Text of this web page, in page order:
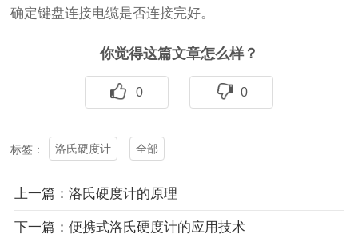
确定键盘连接电缆是否连接完好。
你觉得这篇文章怎么样？
0 0
标签： 洛氏硬度计 全部
上一篇：洛氏硬度计的原理
下一篇：便携式洛氏硬度计的应用技术